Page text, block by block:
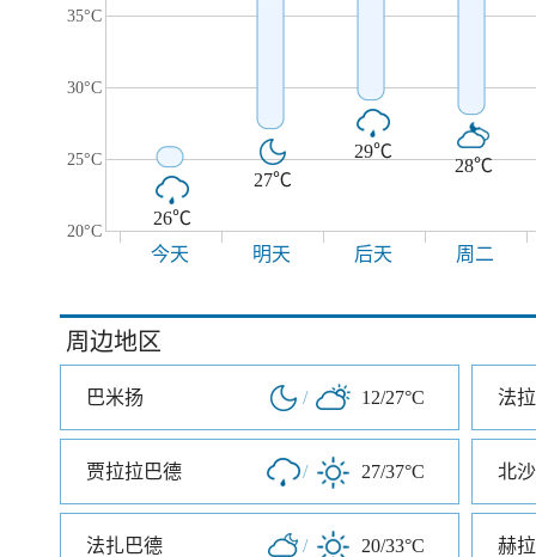
35°C
30°C
25°C
20°C
26℃
27℃
29℃
28℃
今天 明天 后天 周二
周边地区
巴米扬 / 12/27°C 法
贾拉拉巴德 / 27/37°C 北
法扎巴德 / 20/33°C 赫